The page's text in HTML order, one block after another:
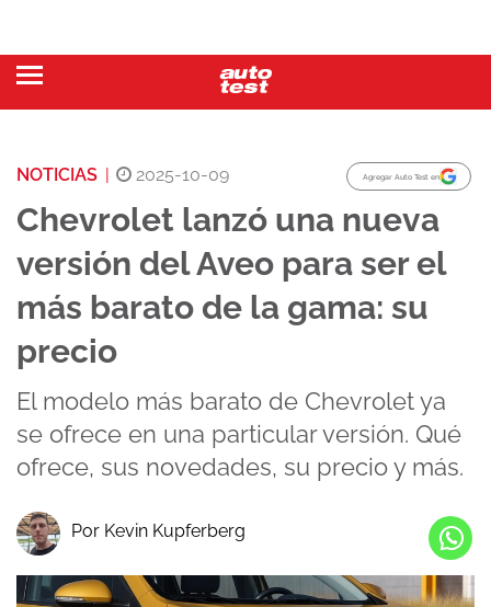
NOTICIAS | 2025-10-09 Agregar Auto Test en
Chevrolet lanzó una nueva
versión del Aveo para ser el
más barato de la gama: su
precio
El modelo más barato de Chevrolet ya
se ofrece en una particular versión. Qué
ofrece, sus novedades, su precio y más.
Por Kevin Kupferberg